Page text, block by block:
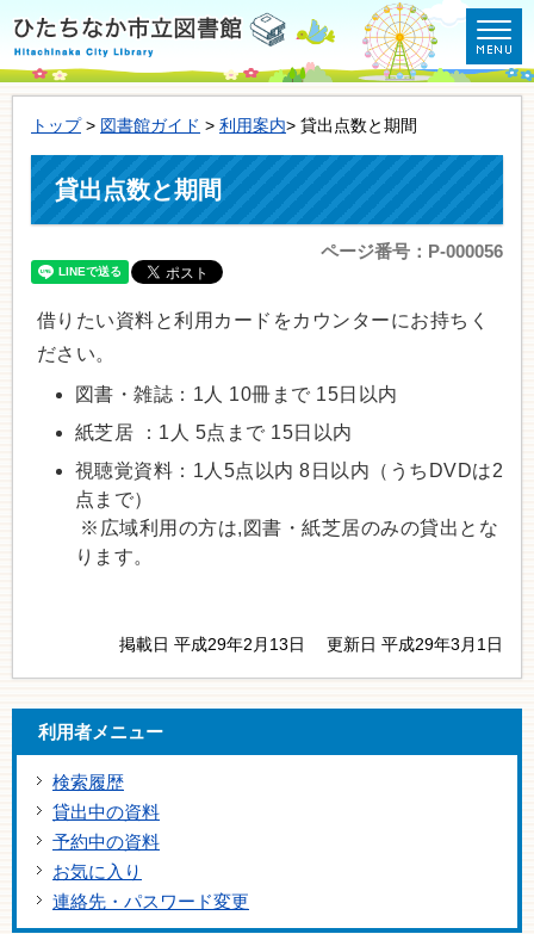
トップ> 図書館ガイド > 利用案内> 貸出点数と期間
貸出点数と期間
ページ番号：P-000056
借りたい資料と利用カードをカウンターにお持ちく
ださい。
図書・雑誌：1人 10冊まで 15日以内
紙芝居 ：1人 5点まで 15日以内
視聴覚資料：1人5点以内 8日以内（うちDVDは2
点まで）
※広域利用の方は,図書・紙芝居のみの貸出とな
ります。
掲載日 平成29年2月13日 更新日 平成29年3月1日
利用者メニュー
検索履歴
貸出中の資料
予約中の資料
お気に入り
連絡先・パスワード変更